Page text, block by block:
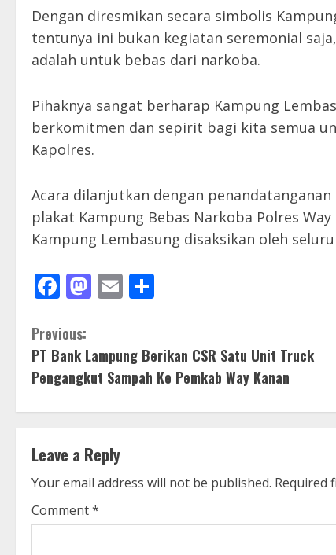
Dengan diresmikan secara simbolis
tentunya ini bukan kegiatan seremonial
adalah untuk bebas dari narkoba.
Pihaknya sangat berharap Kampung
berkomitmen dan sepirit bagi kita semua
Kapolres.
Acara dilanjutkan dengan
plakat Kampung Bebas Narkoba Polres
Kampung Lembasung disaksikan oleh
Facebook
Mastodon
Email
C
o
n
i
n
u
Previous:
PT Bank Lampung Berikan CSR Satu Unit Truck
Pengangkut Sampah Ke Pemkab Way Kanan
Leave a Reply
Your email address will not be published. Required
Comment*